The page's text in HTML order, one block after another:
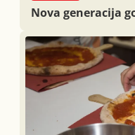
Nova generacija